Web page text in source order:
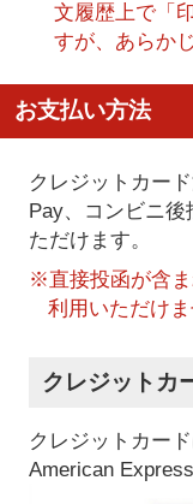
文履歴上で「
すが、あらか
お支払い方法
クレジットカー
Pay、コンビニ
ただけます。
※直接投函が含
利用いただけま
クレジットカ
クレジットカー
American